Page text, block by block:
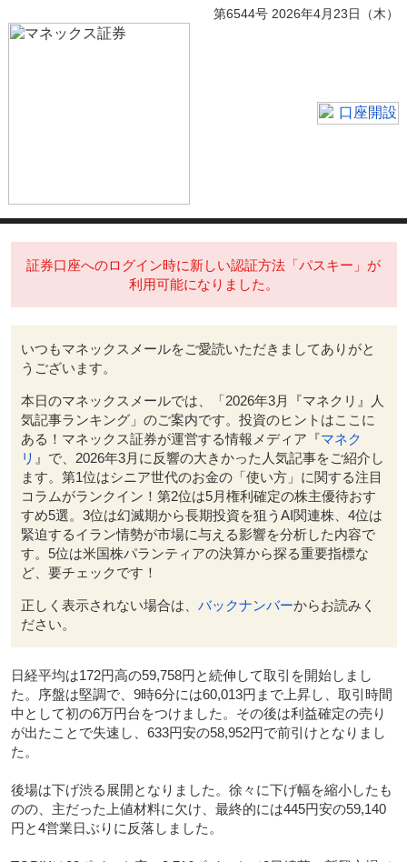
第6544号 2026年4月23日（木）
証券口座へのログイン時に新しい認証方法「パスキー」が
利用可能になりました。
いつもマネックスメールをご愛読いただきましてありがと
うございます。
本日のマネックスメールでは、「2026年3月『マネクリ』人
気記事ランキング」のご案内です。 投資のヒントはここに
ある！マネックス証券が運営する情報メディア『マネク
リ 』で、2026年3月に反響の大きかった人気記事をご紹介し
ます。第1位はシニア世代のお金の「使い方」に関する注目
コラムがランクイン！第2位は5月権利確定の株主優待おす
すめ5選。3位は幻滅期から長期投資を狙うAI関連株、4位は
緊迫するイラン情勢が市場に与える影響を分析した内容で
す。5位は米国株パランティアの決算から探る重要指標な
ど、要チェックです！
正しく表示されない場合は、 バックナンバーからお読みく
ださい。
日経平均は172円高の59,758円と続伸して取引を開始しまし
た。序盤は堅調で、9時6分には60,013円まで上昇し、取引時間
中として初の6万円台をつけました。その後は利益確定の売り
が出たことで失速し、633円安の58,952円で前引けとなりまし
た。
後場は下げ渋る展開となりました。徐々に下げ幅を縮小したも
のの、主だった上値材料に欠け、最終的には445円安の59,140
円と4営業日ぶりに反落しました。